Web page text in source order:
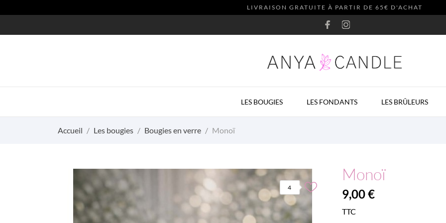
LIVRAISON GRATUITE À PARTIR DE 65€ D'ACHAT
LES BOUGIES LES FONDANTS LES BRÛLEURS
Accueil Les bougies Bougies en verre Monoï
4
Monoï
9,00 €
TTC